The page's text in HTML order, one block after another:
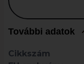
További adatok
Cikkszám